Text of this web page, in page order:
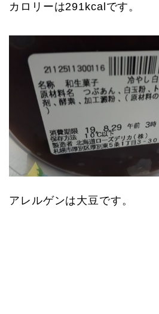
カロリーは291kcalです。
アレルゲンは大豆です。